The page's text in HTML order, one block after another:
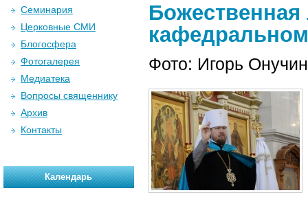
Фото: Игорь Онучин
Семинария
Церковные СМИ
Блогосфера
Фотогалерея
Медиатека
Вопросы священнику
Архив
Контакты
Календарь